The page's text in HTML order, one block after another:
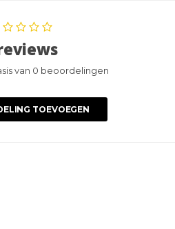
van 0 beoordelingen
TOEVOEGEN